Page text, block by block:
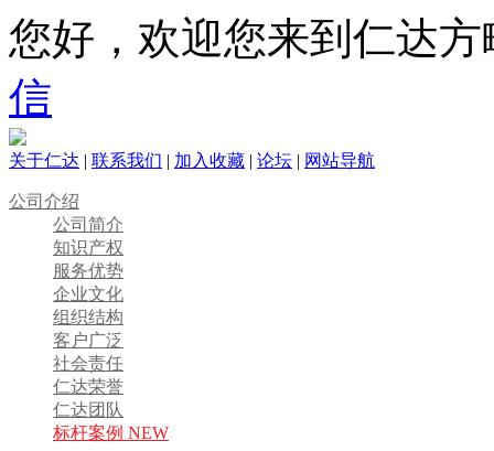
您好，欢迎您来到仁达方
信
关于仁达 | 联系我们 | 加入收藏 | 论坛 | 网站导航
公司介绍
公司简介
知识产权
服务优势
企业文化
组织结构
客户广泛
社会责任
仁达荣誉
仁达团队
标杆案例 NEW